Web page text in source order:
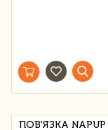
ПОВ'ЯЗКА